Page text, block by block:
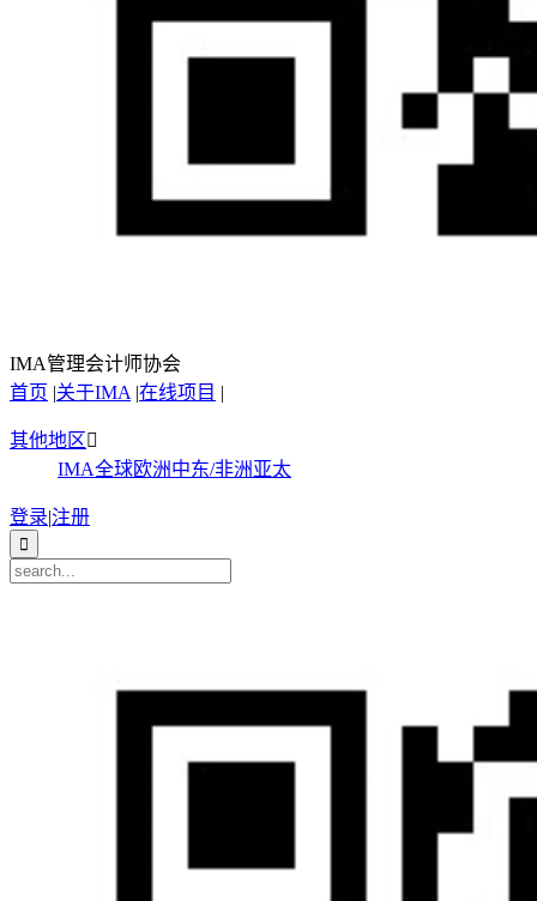
IMA管理会计师协会
首页 |关于IMA |在线项目 |
其他地区
IMA全球欧洲中东/非洲亚太
登录|注册
